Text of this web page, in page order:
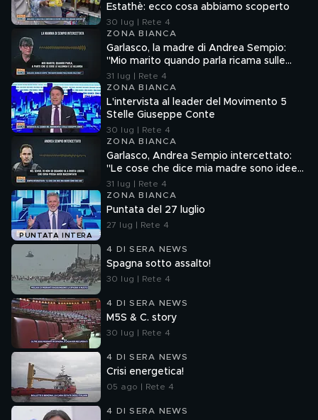
Estathè: ecco cosa abbiamo scoperto
30 lug | Rete 4
ZONA BIANCA
Garlasco, la madre di Andrea Sempio:
"Mio marito quando parla ricama sulle
cose"
31 lug | Rete 4
ZONA BIANCA
L'intervista al leader del Movimento 5
Stelle Giuseppe Conte
30 lug | Rete 4
ZONA BIANCA
Garlasco, Andrea Sempio intercettato:
"Le cose che dice mia madre sono idee
sue"
31 lug | Rete 4
PUNTATA INTERA
ZONA BIANCA
Puntata del 27 luglio
27 lug | Rete 4
4 DI SERA NEWS
Spagna sotto assalto!
30 lug | Rete 4
4 DI SERA NEWS
M5S & C. story
30 lug | Rete 4
4 DI SERA NEWS
Crisi energetica!
05 ago | Rete 4
4 DI SERA NEWS